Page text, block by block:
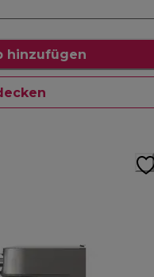
hinzufügen